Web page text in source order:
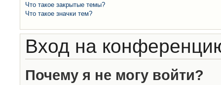
Что такое закрытые темы?
Что такое значки тем?
Вход на
Почему я не могу войти?